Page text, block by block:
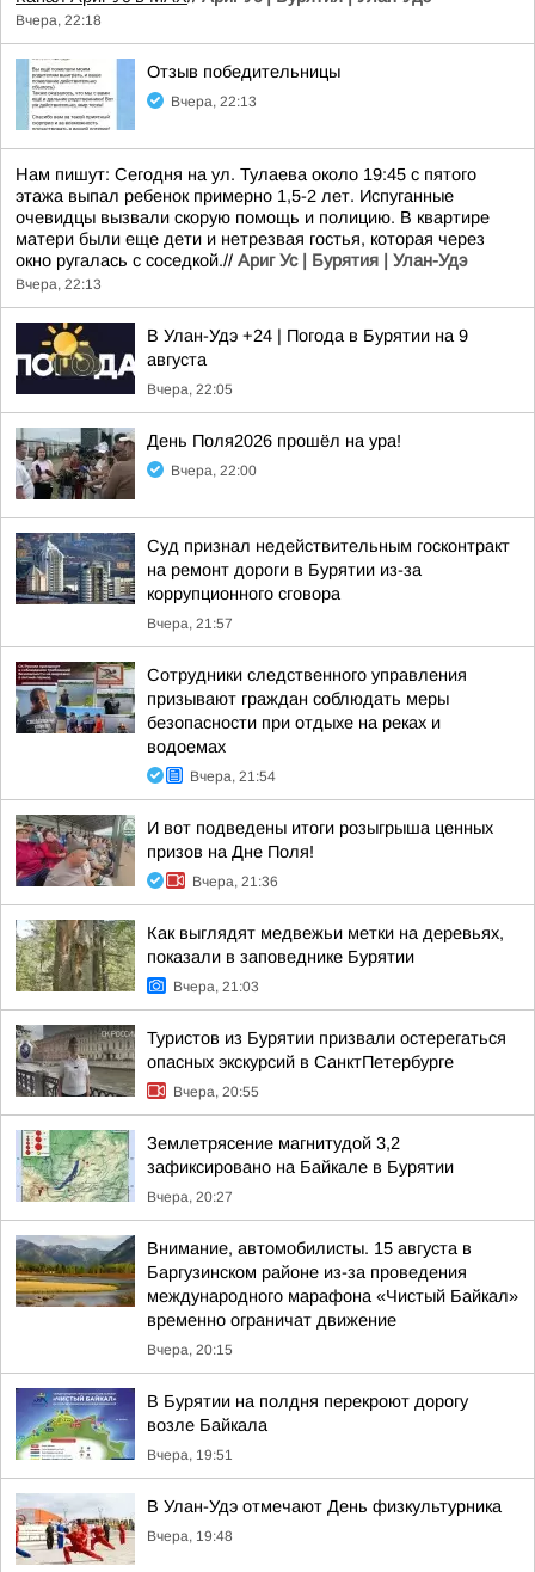
Вчера, 22:18
Отзыв победительницы
Вчера, 22:13
Нам пишут: Сегодня на ул. Тулаева около 19:45 с пятого
этажа выпал ребенок примерно 1,5-2 лет. Испуганные
очевидцы вызвали скорую помощь и полицию. В квартире
матери были еще дети и нетрезвая гостья, которая через
окно ругалась с соседкой.// Ариг Ус | Бурятия | Улан-Удэ
Вчера, 22:13
В Улан-Удэ +24 | Погода в Бурятии на 9
августа
Вчера, 22:05
День Поля2026 прошёл на ура!
Вчера, 22:00
Суд признал недействительным госконтракт
на ремонт дороги в Бурятии из-за
коррупционного сговора
Вчера, 21:57
Сотрудники следственного управления
призывают граждан соблюдать меры
безопасности при отдыхе на реках и
водоемах
Вчера, 21:54
И вот подведены итоги розыгрыша ценных
призов на Дне Поля!
Вчера, 21:36
Как выглядят медвежьи метки на деревьях,
показали в заповеднике Бурятии
Вчера, 21:03
Туристов из Бурятии призвали остерегаться
опасных экскурсий в СанктПетербурге
Вчера, 20:55
Землетрясение магнитудой 3,2
зафиксировано на Байкале в Бурятии
Вчера, 20:27
Внимание, автомобилисты. 15 августа в
Баргузинском районе из-за проведения
международного марафона «Чистый Байкал»
временно ограничат движение
Вчера, 20:15
В Бурятии на полдня перекроют дорогу
возле Байкала
Вчера, 19:51
В Улан-Удэ отмечают День физкультурника
Вчера, 19:48